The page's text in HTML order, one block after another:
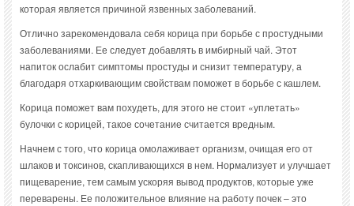
которая является причиной язвенных заболеваний.
Отлично зарекомендовала себя корица при борьбе с простудными
заболеваниями. Ее следует добавлять в имбирный чай. Этот
напиток ослабит симптомы простуды и снизит температуру, а
благодаря отхаркивающим свойствам поможет в борьбе с кашлем.
Корица поможет вам похудеть, для этого не стоит «уплетать»
булочки с корицей, такое сочетание считается вредным.
Начнем с того, что корица омолаживает организм, очищая его от
шлаков и токсинов, скапливающихся в нем. Нормализует и улучшает
пищеварение, тем самым ускоряя вывод продуктов, которые уже
переварены. Ее положительное влияние на работу почек – это